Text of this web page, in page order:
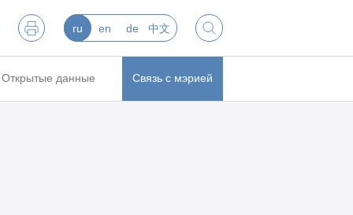
ru en de 中文
Открытые данные Связь с мэрией